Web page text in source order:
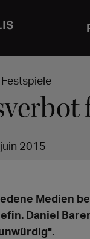
2015
Medien
Daniel